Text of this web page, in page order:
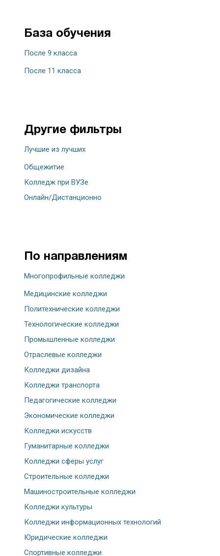
База обучения
После 9 класса
После 11 класса
Другие фильтры
Лучшие из лучших
Общежитие
Колледж при ВУЗе
Онлайн/Дистанционно
По направлениям
Многопрофильные колледжи
Медицинские колледжи
Политехнические колледжи
Технологические колледжи
Промышленные колледжи
Отраслевые колледжи
Колледжи дизайна
Колледжи транспорта
Педагогические колледжи
Экономические колледжи
Колледжи искусств
Гуманитарные колледжи
Колледжи сферы услуг
Строительные колледжи
Машиностроительные колледжи
Колледжи культуры
Колледжи информационных технологий
Юридические колледжи
Спортивные колледжи